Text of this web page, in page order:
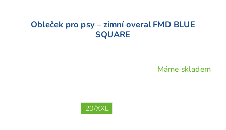
Obleček pro psy – zimní overal FMD BLUE
SQUARE
Máme skladem
20/XXL